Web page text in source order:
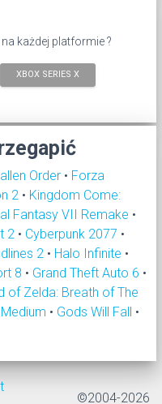
każdej platformie ?
XBOX SERIES X
Order • Forza
2 • Kingdom Come:
Fantasy VII Remake •
2 • Cyberpunk 2077 •
2 • Halo Infinite •
8 • Grand Theft Auto 6 •
of Zelda: Breath of The
• Gods Will Fall •
©2004-2026